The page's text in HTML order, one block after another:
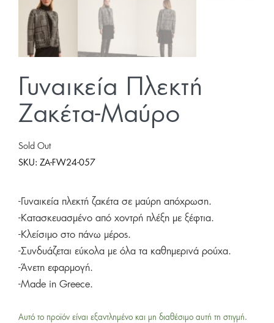
Γυναικεία Πλεκτή
Ζακέτα-Μαύρο
Sold Out
SKU: ZA-FW24-057
-Γυναικεία πλεκτή ζακέτα σε μαύρη απόχρωση.
-Κατασκευασμένο από χοντρή πλέξη με ξέφτια.
-Κλείσιμο στο πάνω μέρος.
-Συνδυάζεται εύκολα με όλα τα καθημερινά ρούχα.
-Άνετη εφαρμογή.
-Made in Greece.
Αυτό το προϊόν είναι εξαντλημένο και μη διαθέσιμο αυτή τη στιγμή.